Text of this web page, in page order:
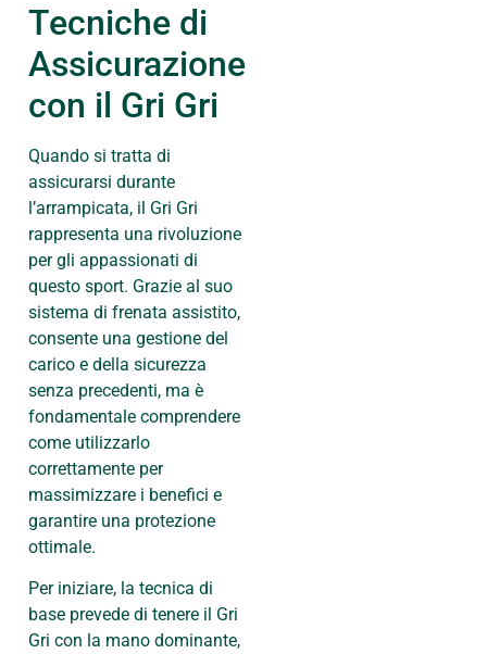
Tecniche di
Assicurazione
con il Gri Gri
Quando si tratta di
assicurarsi durante
l’arrampicata, il Gri Gri
rappresenta una rivoluzione
per gli appassionati di
questo sport. Grazie al suo
sistema di frenata assistito,
consente una gestione del
carico e della sicurezza
senza precedenti, ma è
fondamentale comprendere
come utilizzarlo
correttamente per
massimizzare i benefici e
garantire una protezione
ottimale.
Per iniziare, la tecnica di
base prevede di tenere il Gri
Gri con la mano dominante,